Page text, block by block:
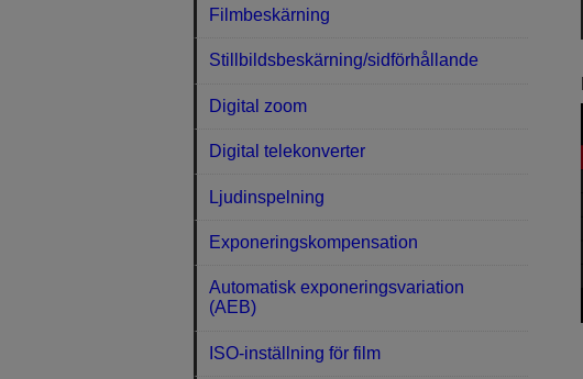
Filmbeskärning
Stillbildsbeskärning/sidförhållande
Digital zoom
Digital telekonverter
Ljudinspelning
Exponeringskompensation
Automatisk exponeringsvariation
(AEB)
ISO-inställning för film